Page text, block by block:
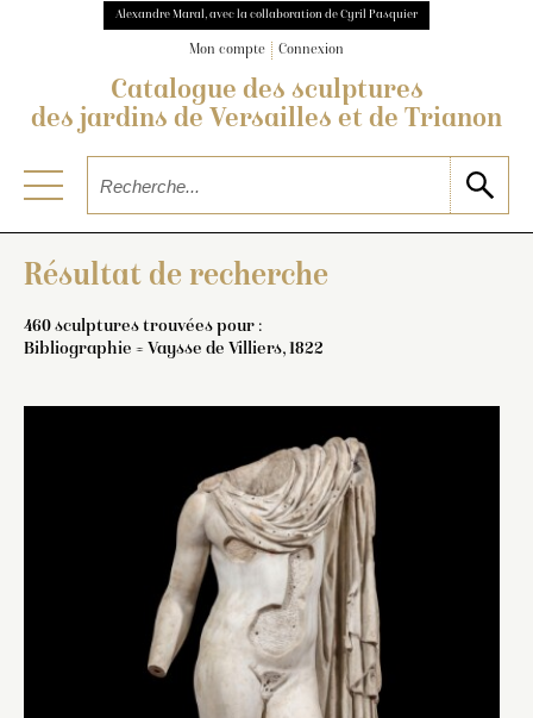
Alexandre Maral, avec la collaboration de Cyril Pasquier
Mon compte Connexion
Catalogue des sculptures
des jardins de Versailles et de Trianon
Résultat de recherche
460 sculptures trouvées pour :
Bibliographie = Vaysse de Villiers, 1822